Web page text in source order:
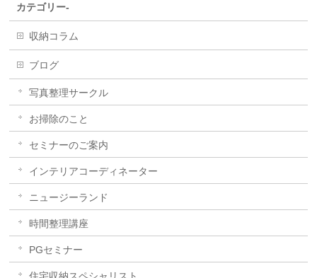
カテゴリー-
収納コラム
ブログ
写真整理サークル
お掃除のこと
セミナーのご案内
インテリアコーディネーター
ニュージーランド
時間整理講座
PGセミナー
住宅収納スペシャリスト